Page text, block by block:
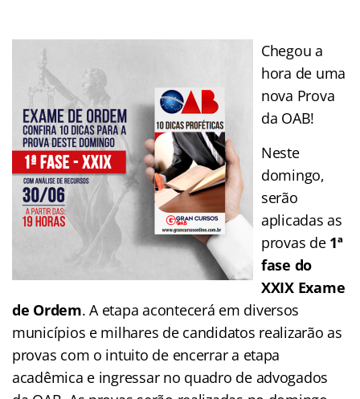
Chegou a
hora de uma
nova Prova
da OAB!
Neste
domingo,
serão
aplicadas as
provas de 1ª
fase do
XXIX Exame
de Ordem. A etapa acontecerá em diversos
municípios e milhares de candidatos realizarão as
provas com o intuito de encerrar a etapa
acadêmica e ingressar no quadro de advogados